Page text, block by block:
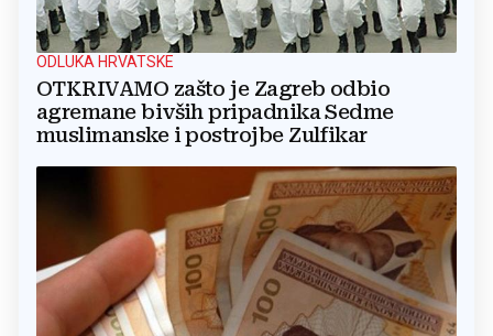
ODLUKA HRVATSKE
OTKRIVAMO zašto je Zagreb odbio
agremane bivših pripadnika Sedme
muslimanske i postrojbe Zulfikar